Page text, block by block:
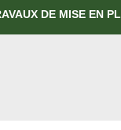
DE MISE EN